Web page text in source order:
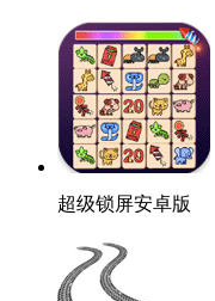
超级锁屏安卓版